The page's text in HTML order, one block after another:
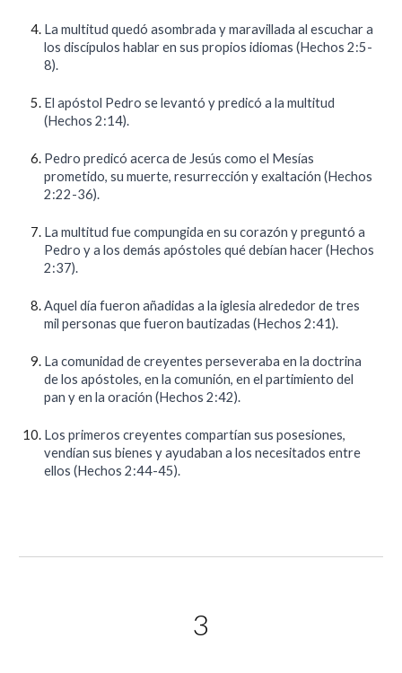
La multitud quedó asombrada y maravillada al escuchar a
los discípulos hablar en sus propios idiomas (Hechos 2:5-
8).
El apóstol Pedro se levantó y predicó a la multitud
(Hechos 2:14).
Pedro predicó acerca de Jesús como el Mesías
prometido, su muerte, resurrección y exaltación (Hechos
2:22-36).
La multitud fue compungida en su corazón y preguntó a
Pedro y a los demás apóstoles qué debían hacer (Hechos
2:37).
Aquel día fueron añadidas a la iglesia alrededor de tres
mil personas que fueron bautizadas (Hechos 2:41).
La comunidad de creyentes perseveraba en la doctrina
de los apóstoles, en la comunión, en el partimiento del
pan y en la oración (Hechos 2:42).
Los primeros creyentes compartían sus posesiones,
vendían sus bienes y ayudaban a los necesitados entre
ellos (Hechos 2:44-45).
3